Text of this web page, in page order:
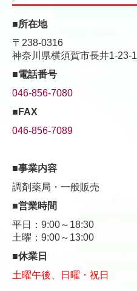
■所在地
〒238-0316
神奈川県横須賀市長井1-23-1
■電話番号
046-856-7080
■FAX
046-856-7089
■事業内容
調剤薬局・一般販売
■営業時間
平日：9:00～18:30
土曜：9:00～13:00
■休業日
土曜午後、日曜・祝日